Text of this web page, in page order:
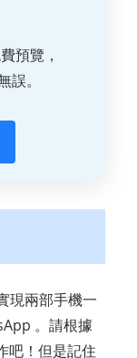
預覽，
。
現兩部手機一
。請根據
吧！但是記住